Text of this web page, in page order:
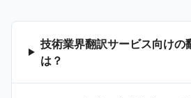
技術業界翻訳サービス向けの
は？